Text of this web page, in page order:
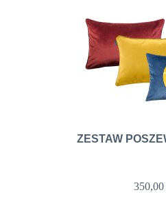
ZESTAW
350,00